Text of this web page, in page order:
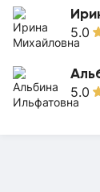
5.0
5.0